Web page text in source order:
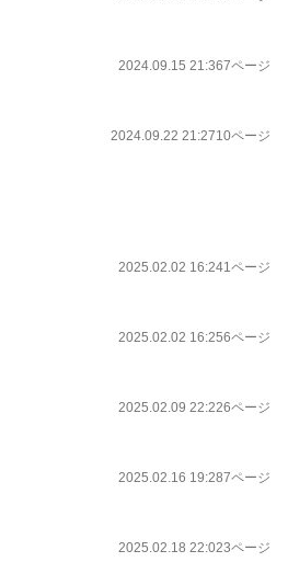
2024.09.15 21:367ページ
2024.09.22 21:2710ページ
2025.02.02 16:241ページ
2025.02.02 16:256ページ
2025.02.09 22:226ページ
2025.02.16 19:287ページ
2025.02.18 22:023ページ